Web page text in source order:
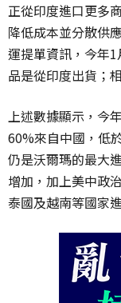
正從印度進口更多
降低成本並分散供
運提單資訊，今年
品是從印度出貨；
上述數據顯示，今
60%來自中國，低
仍是沃爾瑪的最大
增加，加上美中政
泰國及越南等國家